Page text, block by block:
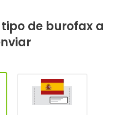
de burofax a